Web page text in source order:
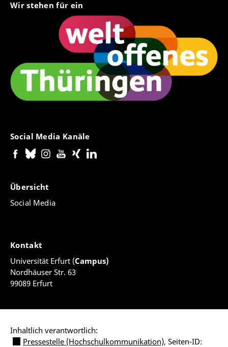
Wir stehen für ein
Social Media Kanäle
Übersicht
Social Media
Kontakt
Universität Erfurt (Campus)
Nordhäuser Str. 63
99089 Erfurt
Inhaltlich verantwortlich:
Pressestelle (Hochschulkommunikation), Seiten-ID: